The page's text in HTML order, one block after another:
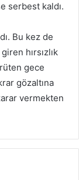
serbest kaldı.
Bu kez de
hırsızlık
gece
gözaltına
vermekten